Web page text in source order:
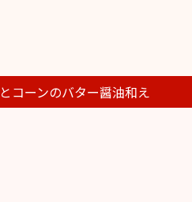
コーンのバター醤油和え